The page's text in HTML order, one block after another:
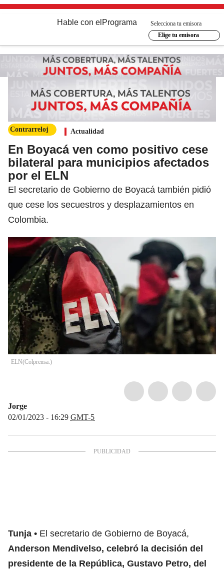
Hable con el Programa
Selecciona tu emisora
Elige tu emisora
Contrarreloj Actualidad
En Boyacá ven como positivo cese
bilateral para municipios afectados
por el ELN
El secretario de Gobierno de Boyacá también pidió
que cese los secuestros y desplazamientos en
Colombia.
ELN(Colprensa.)
Jorge
02/01/2023 - 16:29 GMT-5
Tunja
El secretario de Gobierno de Boyacá,
Anderson Mendivelso, celebró la decisión del
presidente de la República, Gustavo Petro, del